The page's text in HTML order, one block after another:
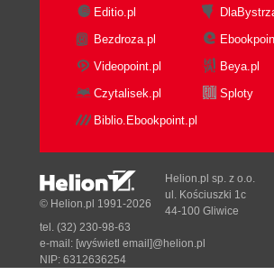
Moz
Social Tools
Hootsuite
Buffer
Simply Measured
Cyfe
Quintly
Automation
Google Alerts
IFTTT
Content Management Systems
Editio.pl
Bezdroza.pl
Videopoint.pl
Beya.pl
Czytalisek.pl
Sploty
Biblio.Ebookpoint.pl
© Helion.pl 1991-2026
Helion.pl sp. z o.o.
ul. Kościuszki 1c
44-100 Gliwice
tel. (32) 230-98-63
e-mail: [wyświetl email]@helion.pl
NIP: 6312636254